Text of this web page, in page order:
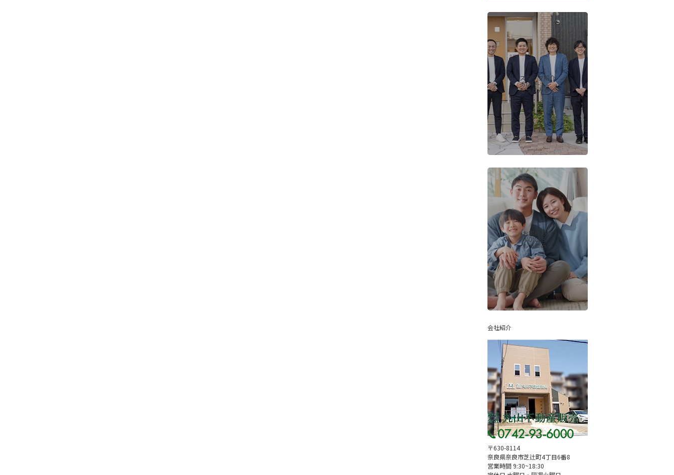
スタッフ紹介
-STAFF-
もっとみる
お客様の声
-VOICES-
もっとみる
会社紹介
〒630-8114
奈良県奈良市芝辻町4丁目6番8
営業時間 9:30~18:30